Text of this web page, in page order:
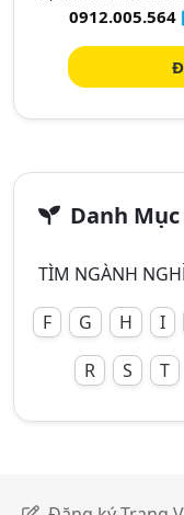
0912.005.564
Danh
TÌM NGÀNH
F
G H I
R
S T